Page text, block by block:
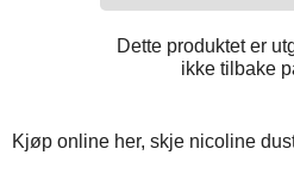
Dette produktet er
ikke tilbake
Kjøp online her, skje nicoline